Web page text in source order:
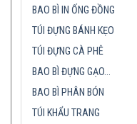
BAO BÌ IN ỐNG ĐỒNG
TÚI ĐỰNG BÁNH KẸO
TÚI ĐỰNG CÀ PHÊ
BAO BÌ ĐỰNG GẠO…
BAO BÌ PHÂN BÓN
TÚI KHẨU TRANG